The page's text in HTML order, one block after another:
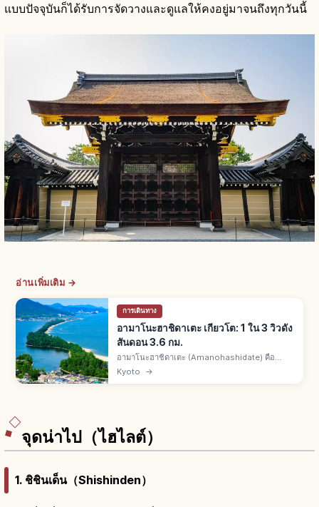
แบบปัจจุบันก็ได้รับการจัดวางและดูแลให้คงอยู่มาจนถึงทุกวันนี้
อ่านเพิ่มเติม →
การเดินทาง
อามาโนะฮาชิดาเตะ เกียวโต: 1 ใน 3 วิวดัง
สันดอน 3.6 กม.
อามาโนะฮาชิดาเตะ (Amanohashidate) คือ
สันดอนทรายมิยาซุเหนือเกียวโต 1 ใน 3 วิวดังญี่ปุ่
นกับมัตสึชิมะและมิยาจิมะ ยาว 3.6 กม. ต้นสนกว่า
Kyoto →
จุดน่าไป（ไฮไลต์）
1. ชิชินเด็น（Shishinden）